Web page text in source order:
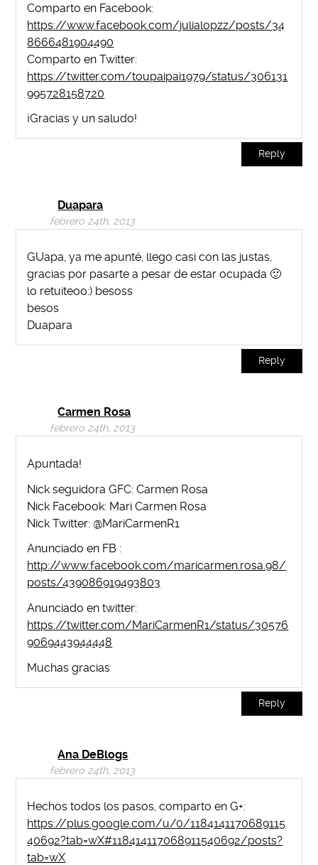
Comparto en Facebook:
https://www.facebook.com/julialopzz/posts/34
8666481904490
Comparto en Twitter:
https://twitter.com/toupaipai1979/status/306131
995728158720
¡Gracias y un saludo!
Reply
Duapara
febrero 24th, 2013
GUapa, ya me apunté, llego casi con las justas,
gracias por pasarte a pesar de estar ocupada 🙂
lo retuiteoo:) besoss
besos
Duapara
Reply
Carmen Rosa
febrero 24th, 2013
Apuntada!
Nick seguidora GFC: Carmen Rosa
Nick Facebook: Mari Carmen Rosa
Nick Twitter: @MariCarmenR1
Anunciado en FB :
http://www.facebook.com/maricarmen.rosa.98/
posts/439086919493803
Anunciado en twitter:
https://twitter.com/MariCarmenR1/status/30576
9069443944448
Muchas gracias
Reply
Ana DeBlogs
febrero 24th, 2013
Hechos todos los pasos, comparto en G+:
https://plus.google.com/u/0/1184141170689115
40692?tab=wX#118414117068911540692/posts?
tab=wX